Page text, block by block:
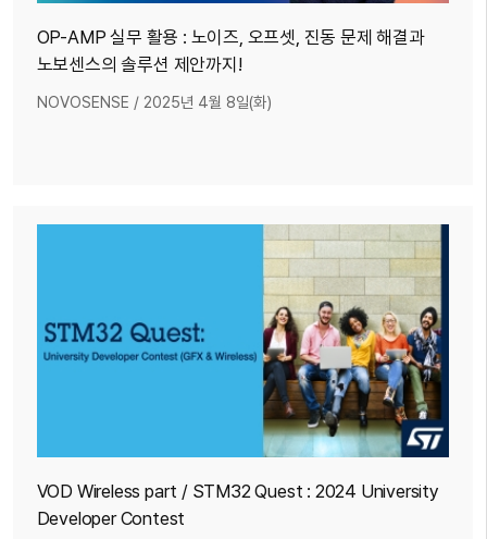
OP-AMP 실무 활용 : 노이즈, 오프셋, 진동 문제 해결과
노보센스의 솔루션 제안까지!
NOVOSENSE / 2025년 4월 8일(화)
VOD Wireless part / STM32 Quest : 2024 University
Developer Contest